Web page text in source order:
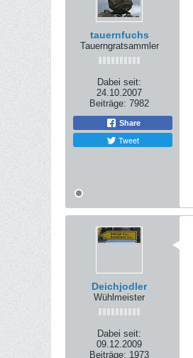
tauernfuchs
Tauerngratsammler
Dabei seit:
24.10.2007
Beiträge: 7982
Share
Tweet
Deichjodler
Wühlmeister
Dabei seit:
09.12.2009
Beiträge: 1973